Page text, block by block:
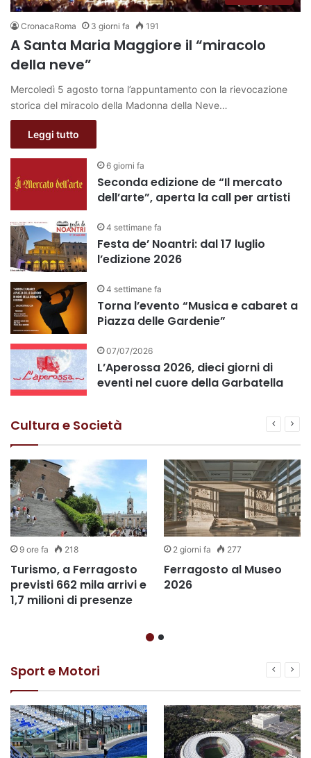
CronacaRoma 3 giorni fa 191
A Santa Maria Maggiore il “miracolo
della neve”
Mercoledì 5 agosto torna l’appuntamento con la rievocazione
storica del miracolo della Madonna della Neve…
Leggi tutto
6 giorni fa
Seconda edizione de “Il mercato
dell’arte”, aperta la call per artisti
4 settimane fa
Festa de’ Noantri: dal 17 luglio
l’edizione 2026
4 settimane fa
Torna l’evento “Musica e cabaret a
Piazza delle Gardenie”
07/07/2026
L’Aperossa 2026, dieci giorni di
eventi nel cuore della Garbatella
Cultura e Società
9 ore fa 218
Turismo, a Ferragosto
previsti 662 mila arrivi e
1,7 milioni di presenze
2 giorni fa 277
Ferragosto al Museo
2026
Sport e Motori